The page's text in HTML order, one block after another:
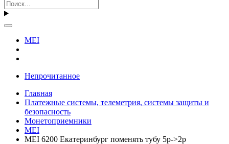
MEI
Непрочитанное
Главная
Платежные системы, телеметрия, системы защиты и
безопасность
Монетоприемники
MEI
MEI 6200 Екатеринбург поменять тубу 5р->2р